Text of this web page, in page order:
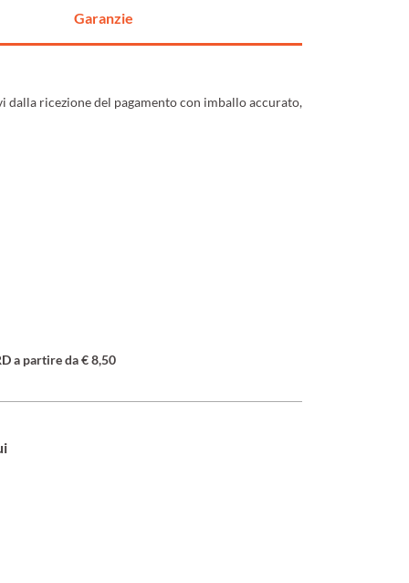
Garanzie
ricezione del pagamento con imballo accurato,
a partire da € 8,50